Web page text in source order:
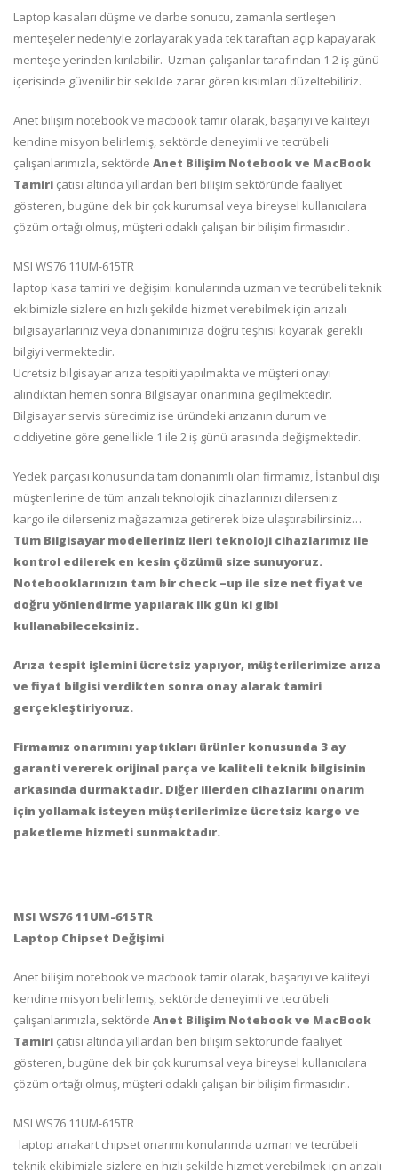
Laptop kasaları düşme ve darbe sonucu, zamanla sertleşen
menteşeler nedeniyle zorlayarak yada tek taraftan açıp kapayarak
menteşe yerinden kırılabilir. Uzman çalışanlar tarafından 1 2 iş günü
içerisinde güvenilir bir sekilde zarar gören kısımları düzeltebiliriz.
Anet bilişim notebook ve macbook tamir olarak, başarıyı ve kaliteyi
kendine misyon belirlemiş, sektörde deneyimli ve tecrübeli
çalışanlarımızla, sektörde Anet Bilişim Notebook ve MacBook
Tamiri çatısı altında yıllardan beri bilişim sektöründe faaliyet
gösteren, bugüne dek bir çok kurumsal veya bireysel kullanıcılara
çözüm ortağı olmuş, müşteri odaklı çalışan bir bilişim firmasıdır..
MSI WS76 11UM-615TR
laptop kasa tamiri ve değişimi konularında uzman ve tecrübeli teknik
ekibimizle sizlere en hızlı şekilde hizmet verebilmek için arızalı
bilgisayarlarınız veya donanımınıza doğru teşhisi koyarak gerekli
bilgiyi vermektedir.
Ücretsiz bilgisayar arıza tespiti yapılmakta ve müşteri onayı
alındıktan hemen sonra Bilgisayar onarımına geçilmektedir.
Bilgisayar servis sürecimiz ise üründeki arızanın durum ve
ciddiyetine göre genellikle 1 ile 2 iş günü arasında değişmektedir.
Yedek parçası konusunda tam donanımlı olan firmamız, İstanbul dışı
müşterilerine de tüm arızalı teknolojik cihazlarınızı dilerseniz
kargo ile dilerseniz mağazamıza getirerek bize ulaştırabilirsiniz…
Tüm Bilgisayar modelleriniz ileri teknoloji cihazlarımız ile
kontrol edilerek en kesin çözümü size sunuyoruz.
Notebooklarınızın tam bir check –up ile size net fiyat ve
doğru yönlendirme yapılarak ilk gün ki gibi
kullanabileceksiniz.
Arıza tespit işlemini ücretsiz yapıyor, müşterilerimize arıza
ve fiyat bilgisi verdikten sonra onay alarak tamiri
gerçekleştiriyoruz.
Firmamız onarımını yaptıkları ürünler konusunda 3 ay
garanti vererek orijinal parça ve kaliteli teknik bilgisinin
arkasında durmaktadır. Diğer illerden cihazlarını onarım
için yollamak isteyen müşterilerimize ücretsiz kargo ve
paketleme hizmeti sunmaktadır.
MSI WS76 11UM-615TR
Laptop Chipset Değişimi
Anet bilişim notebook ve macbook tamir olarak, başarıyı ve kaliteyi
kendine misyon belirlemiş, sektörde deneyimli ve tecrübeli
çalışanlarımızla, sektörde Anet Bilişim Notebook ve MacBook
Tamiri çatısı altında yıllardan beri bilişim sektöründe faaliyet
gösteren, bugüne dek bir çok kurumsal veya bireysel kullanıcılara
çözüm ortağı olmuş, müşteri odaklı çalışan bir bilişim firmasıdır..
MSI WS76 11UM-615TR
laptop anakart chipset onarımı konularında uzman ve tecrübeli
teknik ekibimizle sizlere en hızlı şekilde hizmet verebilmek için arızalı